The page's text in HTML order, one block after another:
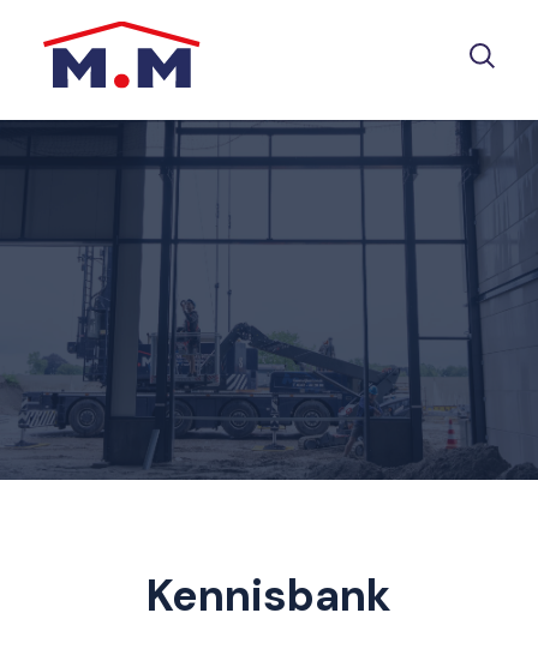
Kennisbank